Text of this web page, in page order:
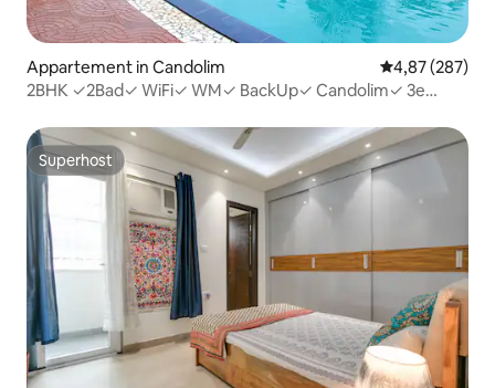
Appartement in Candolim Gemiddelde
4,87 (287)
2BHK ✓2Bad✓ WiFi✓ WM✓ BackUp✓ Candolim✓ 3e
Superhost
Superhost